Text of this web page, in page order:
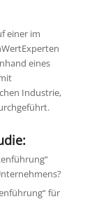
einer im
eines
Industrie,
für